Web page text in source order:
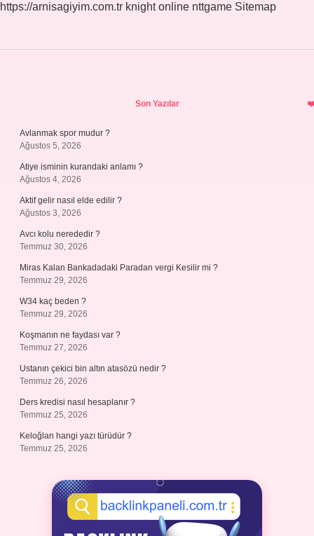
https://arnisagiyim.com.tr knight online nttgame Sitemap
Son Yazılar
Avlanmak spor mudur ?
Ağustos 5, 2026
Atiye isminin kurandaki anlamı ?
Ağustos 4, 2026
Aktif gelir nasıl elde edilir ?
Ağustos 3, 2026
Avcı kolu nerededir ?
Temmuz 30, 2026
Miras Kalan Bankadadaki Paradan vergi Kesilir mi ?
Temmuz 29, 2026
W34 kaç beden ?
Temmuz 29, 2026
Koşmanın ne faydası var ?
Temmuz 27, 2026
Ustanın çekici bin altın atasözü nedir ?
Temmuz 26, 2026
Ders kredisi nasıl hesaplanır ?
Temmuz 25, 2026
Keloğlan hangi yazı türüdür ?
Temmuz 25, 2026